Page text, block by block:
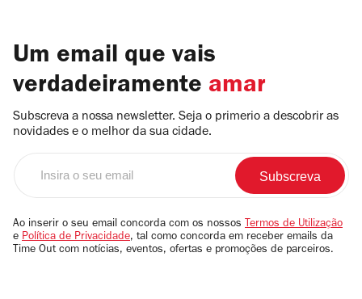
Um email que vais
verdadeiramente amar
Subscreva a nossa newsletter. Seja o primerio a descobrir as
novidades e o melhor da sua cidade.
email
Ao inserir o seu email concorda com os nossos Termos de Utilização
e Política de Privacidade, tal como concorda em receber emails da
Time Out com notícias, eventos, ofertas e promoções de parceiros.